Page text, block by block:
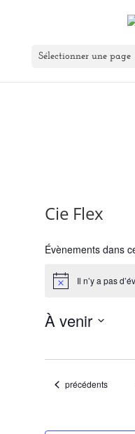
Sélectionner une page
Cie Flex
Évènements dans
Notice Il n’y a pas
À venir
Évènements
précédents